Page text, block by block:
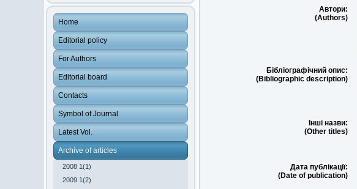
Home
Editorial policy
For Authors
Editorial board
Contacts
Symbol of Journal
Latest Vol.
Archive of articles
2008 1(1)
2009 1(2)
Автори:
(Authors)
Бібліографічний опис:
(Bibliographic description)
Інші назви:
(Other titles)
Дата публікації:
(Date of publication)